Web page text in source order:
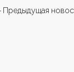
Предыдущая